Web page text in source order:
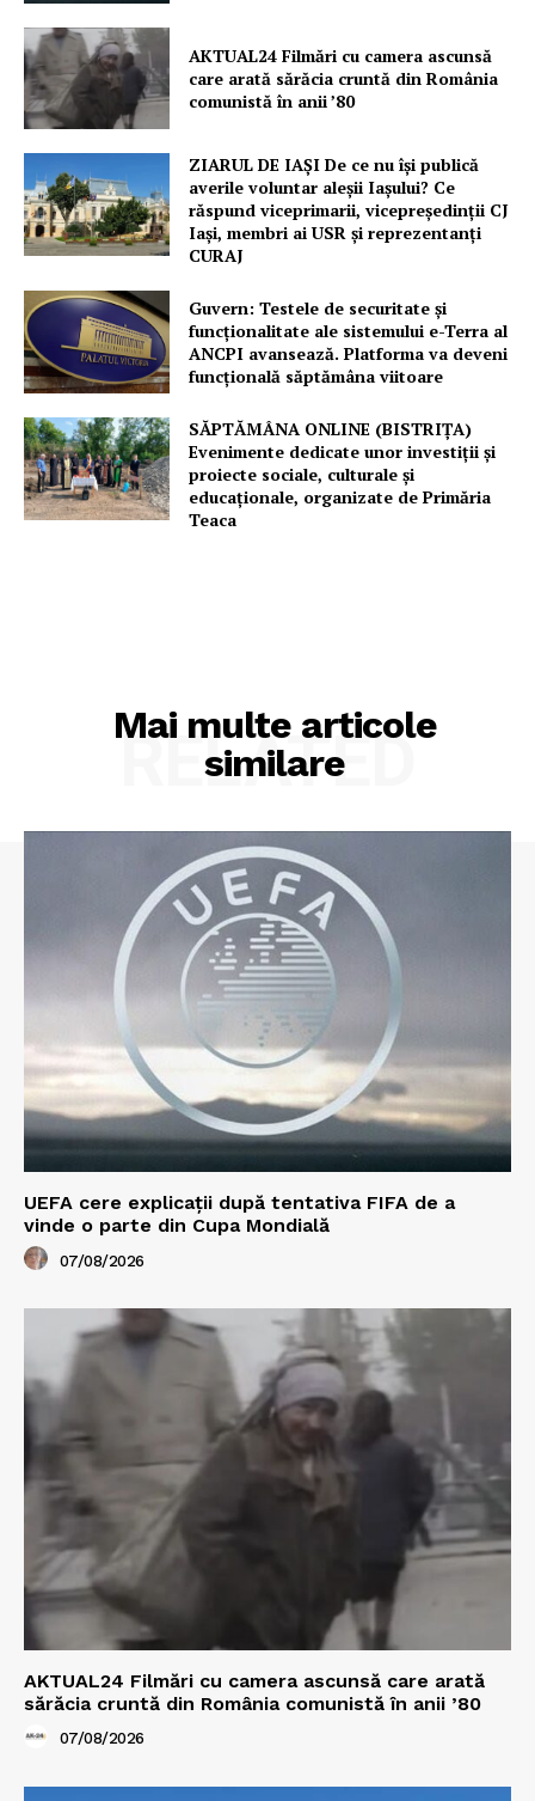
AKTUAL24 Filmări cu camera ascunsă
care arată sărăcia cruntă din România
comunistă în anii ’80
ZIARUL DE IAȘI De ce nu își publică
averile voluntar aleșii Iașului? Ce
răspund viceprimarii, vicepreședinții CJ
Iași, membri ai USR și reprezentanți
CURAJ
Guvern: Testele de securitate și
funcționalitate ale sistemului e-Terra al
ANCPI avansează. Platforma va deveni
funcțională săptămâna viitoare
SĂPTĂMÂNA ONLINE (BISTRIȚA)
Evenimente dedicate unor investiții și
proiecte sociale, culturale și
educaționale, organizate de Primăria
Teaca
Mai multe articole
similare
RELATED
UEFA cere explicații după tentativa FIFA de a
vinde o parte din Cupa Mondială
07/08/2026
AKTUAL24 Filmări cu camera ascunsă care arată
sărăcia cruntă din România comunistă în anii ’80
07/08/2026